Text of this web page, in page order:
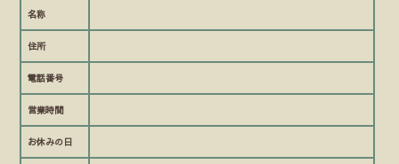
名称
住所
電話番号
営業時間
お休みの日